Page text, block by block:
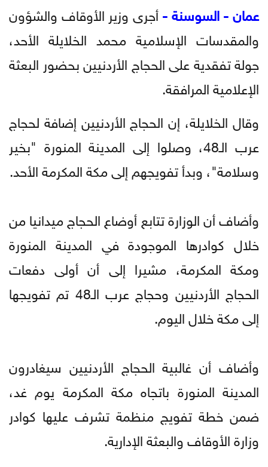
عمان - السوسنة -أجرى وزير الأوقاف والشؤون
والمقدسات الإسلامية محمد الخلايلة الأحد،
جولة تفقدية على الحجاج الأردنيين بحضور البعثة
الإعلامية المرافقة.
وقال الخلايلة، إن الحجاج الأردنيين إضافة لحجاج
عرب الـ48، وصلوا إلى المدينة المنورة "بخير
وسلامة"، وبدأ تفويجهم إلى مكة المكرمة الأحد.
وأضاف أن الوزارة تتابع أوضاع الحجاج ميدانيا من
خلال كوادرها الموجودة في المدينة المنورة
ومكة المكرمة، مشيرا إلى أن أولى دفعات
الحجاج الأردنيين وحجاج عرب الـ48 تم تفويجها
إلى مكة خلال اليوم.
وأضاف أن غالبية الحجاج الأردنيين سيغادرون
المدينة المنورة باتجاه مكة المكرمة يوم غد،
ضمن خطة تفويج منظمة تشرف عليها كوادر
وزارة الأوقاف والبعثة الإدارية.